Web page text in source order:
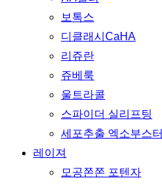
보톡스
디클래시CaHA
리쥬란
쥬베룩
울트라콜
스파이더 실리프팅
세포추출 엑소부스터
레이져
모공쫀쫀 포텐자